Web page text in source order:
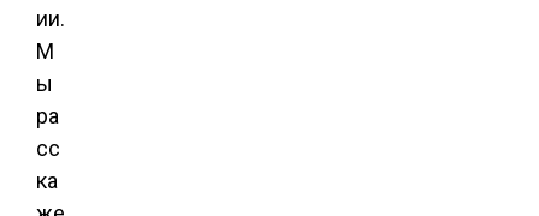
ии.
М
ы
ра
сс
ка